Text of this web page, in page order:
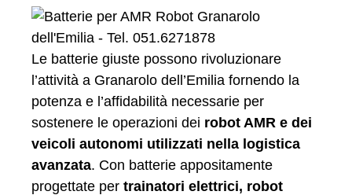
Le batterie giuste possono rivoluzionare
l’attività a Granarolo dell’Emilia fornendo la
potenza e l’affidabilità necessarie per
sostenere le operazioni dei robot AMR e dei
veicoli autonomi utilizzati nella logistica
avanzata. Con batterie appositamente
progettate per trainatori elettrici, robot